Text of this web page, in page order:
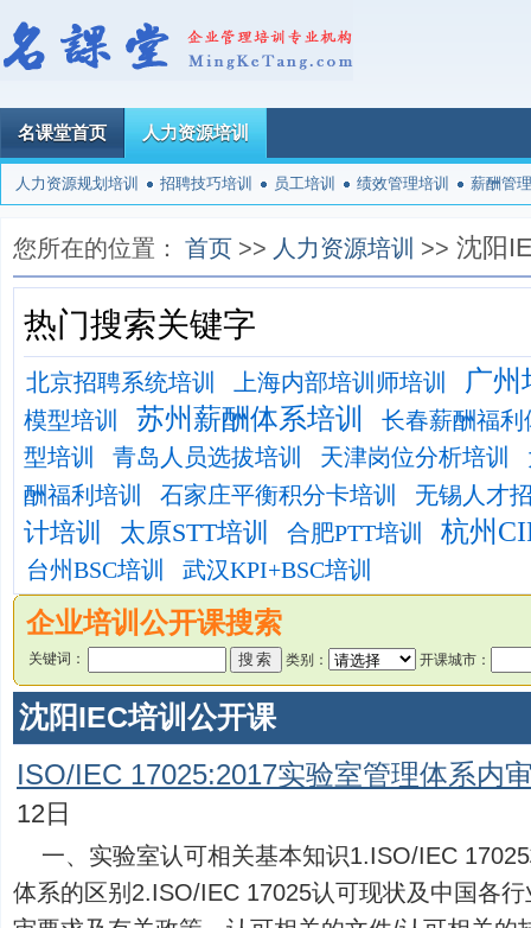
名课堂首页 人力资源培训
人力资源规划培训 招聘技巧培训 员工培训 绩效管理培训 薪酬管
您所在的位置： 首页 >> 人力资源培训 >> 沈阳
热门搜索关键字
北京招聘系统培训 上海内部培训师培训 广州
模型培训 苏州薪酬体系培训
长春薪酬福利
型培训
青岛人员选拔培训 天津岗位分析培训
酬福利培训
石家庄平衡积分卡培训 无锡人才
计培训 太原STT培训 合肥PTT培训 杭州
台州BSC培训 武汉KPI+BSC培训
企业培训公开课搜索
关键词： 类别： 开课城市：
沈阳IEC培训公开课
ISO/IEC 17025:2017实验室管理体系内
12日
一、实验室认可相关基本知识1.ISO/IEC
体系的区别2.ISO/IEC 17025认可现状及中国各